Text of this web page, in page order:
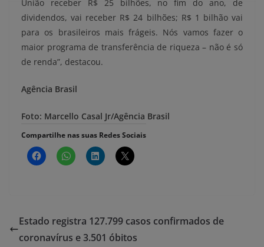
União receber R$ 25 bilhões, no fim do ano, de
dividendos, vai receber R$ 24 bilhões; R$ 1 bilhão vai
para os brasileiros mais frágeis. Nós vamos fazer o
maior programa de transferência de riqueza – não é só
de renda”, destacou.
Agência Brasil
Foto: Marcello Casal Jr/Agência Brasil
Compartilhe nas suas Redes Sociais
Estado registra 127.799 casos confirmados de
coronavírus e 3.501 óbitos